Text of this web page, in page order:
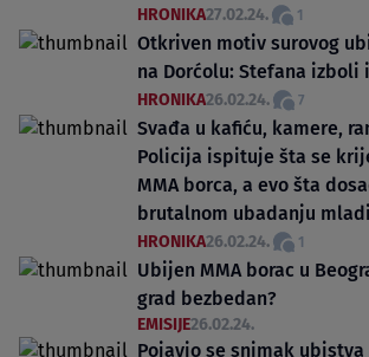
HRONIKA27.02.24. 1
Otkriven motiv surovog
na Dorćolu: Stefana izboli
HRONIKA26.02.24. 7
Svađa u kafiću, kamere,
Policija ispituje šta se
MMA borca, a evo šta
brutalnom ubadanju
HRONIKA26.02.24. 1
Ubijen MMA borac u
grad bezbedan?
EMISIJE26.02.24.
Pojavio se snimak ubistva